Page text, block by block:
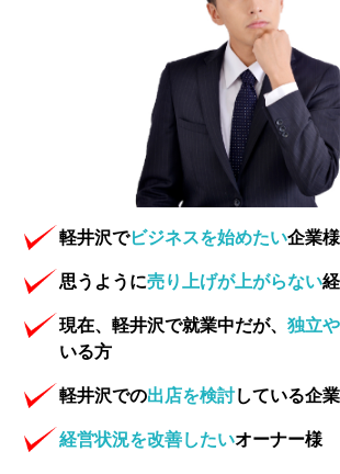
軽井沢でビジネスを始めたい企業様
思うように売り上げが上がらない
現在、軽井沢で就業中だが、独立
いる方
軽井沢での出店を検討している企
経営状況を改善したいオーナー様